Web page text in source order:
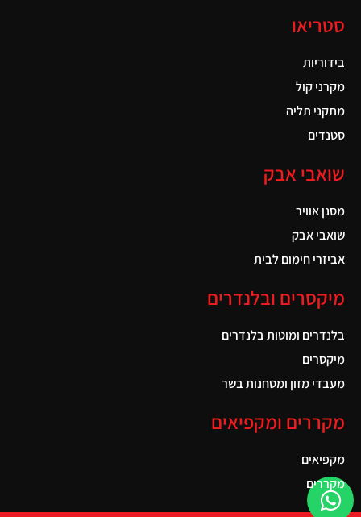
סטריאו
בידוריות
מקרני קול
מתקני תליה
סטנדים
שואבי אבק
מסנן אוויר
שואבי אבק
אביזרי חימום לבית
מיקסרים ובלנדרים
בלנדרים ומוטות בלנדרים
מיקסרים
מעבדי מזון ומטחנות בשר
מקררים ומקפיאים
מקפיאים
מקררים